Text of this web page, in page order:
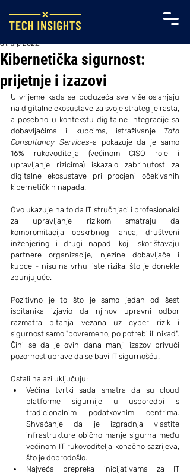
Kibernetička sigurnost:
prijetnje i izazovi
31. srp 2022.
U vrijeme kada se poduzeća sve više oslanjaju
na digitalne ekosustave za svoje strategije rasta,
a posebno u kontekstu digitalne integracije sa
dobavljačima i kupcima, istraživanje Tata
Consultancy Services-a pokazuje da je samo
16% rukovoditelja (većinom CISO role i
upravljanje rizicima) iskazalo zabrinutost za
digitalne ekosustave pri procjeni očekivanih
kibernetičkih napada.
Ovo ukazuje na to da IT stručnjaci i profesionalci
za upravljanje rizikom smatraju da
kompromitacija opskrbnog lanca, društveni
inženjering i drugi napadi koji iskorištavaju
partnere organizacije, njezine dobavljače i
kupce - nisu na vrhu liste rizika, što je donekle
zbunjujuće.
Pozitivno je to što je samo jedan od šest
ispitanika izjavio da njihov upravni odbor
razmatra pitanja vezana uz cyber rizik i
sigurnost samo "povremeno, po potrebi ili nikad".
Čini se da je ovih dana manji izazov privući
pozornost uprave da se bavi IT sigurnošću.
Ostali nalazi uključuju:
Većina tvrtki sada smatra da su cloud
platforme sigurnije u usporedbi s
tradicionalnim podatkovnim centrima.
Shvaćanje da je izgradnja vlastite
infrastrukture obično manje sigurna među
većinom IT rukovoditelja konačno sazrijeva,
što je dobrodošlo.
Najveća prepreka inicijativama za IT